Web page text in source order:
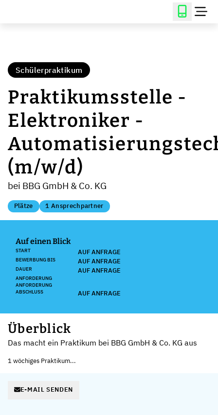
Schülerpraktikum
Praktikumsstelle -
Elektroniker -
(m/w/d)
bei BBG GmbH & Co. KG
Plätze 1 Ansprechpartner
Auf einen Blick
START AUF ANFRAGE
BEWERBUNG BIS AUF ANFRAGE
DAUER AUF ANFRAGE
ANFORDERUNG
ANFORDERUNG
ABSCHLUSS
AUF ANFRAGE
Überblick
Das macht ein Praktikum bei BBG GmbH & Co. KG aus
1 wöchiges Praktikum...
E-MAIL SENDEN